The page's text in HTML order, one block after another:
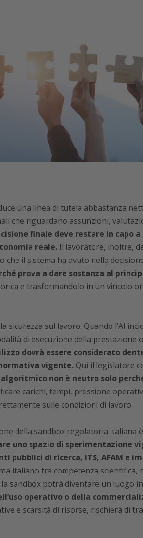
una linea di tutela abbastanza
che riguardano assunzioni,
finale deve restare in capo a
reale.Il lavoratore, inoltre,
il sistema ha avuto nella
prova a dare sostanza al
e trasformandolo in un vincolo
sul lavoro. Quando l’AI
di esecuzione della prestazione
dovrà essere considerato
vigente.Qui il legislatore
non è neutro solo
carichi, tempi, pressione
sulle condizioni di lavoro.
della sandbox regolatoria italiana
uno spazio di sperimentazione
pubblici di ricerca, ITS, AFAM e
italiano tra competenza scientifica,
sandbox potrà diventare un luogo
operativo o della
e scarsità di risorse, rischierà di